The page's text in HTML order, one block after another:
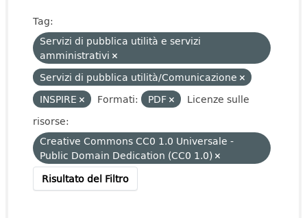
Tag:
Servizi di pubblica utilità e servizi
amministrativi
Servizi di pubblica utilità/Comunicazione
INSPIRE
Formati: PDF
Licenze sulle
risorse:
Creative Commons CC0 1.0 Universale -
Public Domain Dedication (CC0 1.0)
Risultato del Filtro